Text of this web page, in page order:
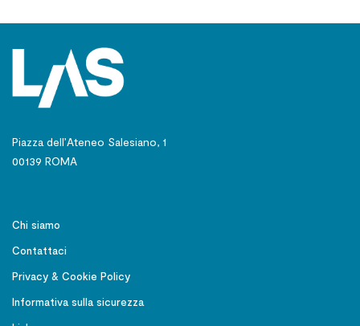
Piazza dell’Ateneo Salesiano, 1
00139 ROMA
Chi siamo
Contattaci
Privacy & Cookie Policy
Informativa sulla sicurezza